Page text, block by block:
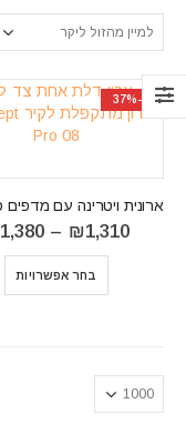
-37%
₪1,310
–
1,380
בחר אפשרויות